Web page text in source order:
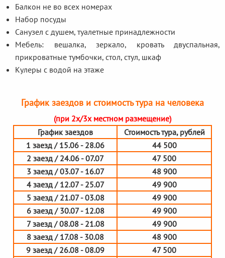
Балкон не во всех номерах
Набор посуды
Санузел с душем, туалетные принадлежности
Мебель: вешалка, зеркало, кровать двуспальная,
прикроватные тумбочки, стол, стул, шкаф
Кулеры с водой на этаже
График заездов и стоимость тура на человека
(при 2х/3х местном размещение)
График заездов
Стоимость тура, рублей
1 заезд / 15.06 - 28.06
44 500
2 заезд / 24.06 - 07.07
47 500
3 заезд / 03.07 - 16.07
48 900
4 заезд / 12.07 - 25.07
49 900
5 заезд / 21.07 - 03.08
49 900
6 заезд / 30.07 - 12.08
49 900
7 заезд / 08.08 - 21.08
49 900
8 заезд / 17.08 - 30.08
48 900
9 заезд / 26.08 - 08.09
47 500